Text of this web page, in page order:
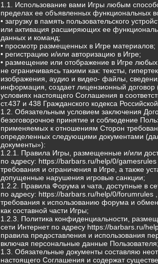
1.1. Использование вами Игры любым
пределах ее объявленных функциональных
• загрузку в память пользовательского
или активация расширяющих ее
данных и команд;
• просмотр размещенных в Игре материалов;
• регистрацию и/или авторизацию в Игре;
• размещение или отображение в Игре
не ограничиваясь такими как: тексты,
изображения, аудио и видео- файлы,
информация, создает лицензионный договор
условиях настоящего Соглашения в
ст.437 и 438 Гражданского кодекса
1.2. Обязательным условием заключения
безоговорочное принятие и соблюдение
применяемых к отношениям Сторон
определенных следующими документами
документы»):
1.2.1. Правила Игры, размещенные и/или
по адресу: https://barbars.ru/help/0/
требования и ограничения в Игре, а также
допущенные нарушения игровые санкции;
1.2.2. Правила Форума и чата, доступные в
по адресу: https://barbars.ru/help/0/
требования к использованию форума и
как составной части Игры;
1.2.3. Политика конфиденциальности,
сети Интернет по адресу https://barbars.ru/
правила предоставления и использования
включая персональные данные Пользователя;
1.3. Обязательные документы составляю
настоящего Соглашения и содержат